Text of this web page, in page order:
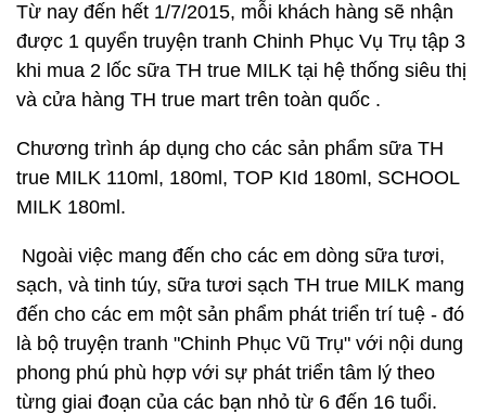
Từ nay đến hết 1/7/2015, mỗi khách hàng sẽ nhận
được 1 quyển truyện tranh Chinh Phục Vụ Trụ tập 3
khi mua 2 lốc sữa TH true MILK tại hệ thống siêu thị
và cửa hàng TH true mart trên toàn quốc .
Chương trình áp dụng cho các sản phẩm sữa TH
true MILK 110ml, 180ml, TOP KId 180ml, SCHOOL
MILK 180ml.
Ngoài việc mang đến cho các em dòng sữa tươi,
sạch, và tinh túy, sữa tươi sạch TH true MILK mang
đến cho các em một sản phẩm phát triển trí tuệ - đó
là bộ truyện tranh "Chinh Phục Vũ Trụ" với nội dung
phong phú phù hợp với sự phát triển tâm lý theo
từng giai đoạn của các bạn nhỏ từ 6 đến 16 tuổi.